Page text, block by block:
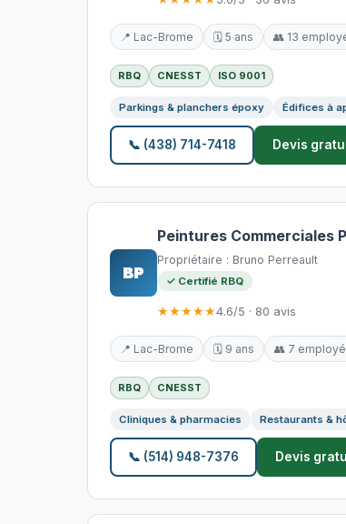
📍 Lac-Brome 🗓️ 5 ans 👥 13
RBQ CNESST ISO 9001
Parkings & planchers époxy Édifices à
📞 (438) 714-7418 Devis
BP
Peintures Commerciales
Propriétaire : Bruno Perreault
✓ Certifié RBQ
★★★★★4.6/5 · 80 avis
📍 Lac-Brome 🗓️ 9 ans 👥 7
RBQ CNESST
Cliniques & pharmacies Restaurants &
📞 (514) 948-7376 Devis